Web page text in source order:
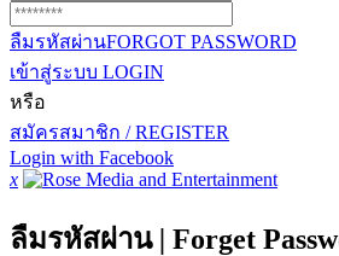
ลืมรหัสผ่านFORGOT PASSWORD
เข้าสู่ระบบ LOGIN
หรือ
สมัครสมาชิก / REGISTER
Login with Facebook
x
ลืมรหัสผ่าน | Forget